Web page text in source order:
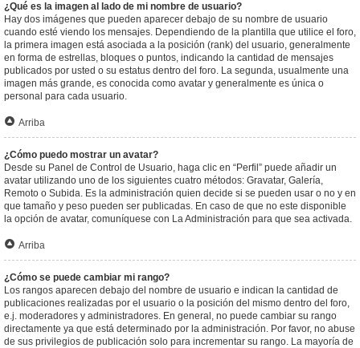
¿Qué es la imagen al lado de mi nombre de usuario?
Hay dos imágenes que pueden aparecer debajo de su nombre de usuario
cuando esté viendo los mensajes. Dependiendo de la plantilla que utilice el foro,
la primera imagen está asociada a la posición (rank) del usuario, generalmente
en forma de estrellas, bloques o puntos, indicando la cantidad de mensajes
publicados por usted o su estatus dentro del foro. La segunda, usualmente una
imagen más grande, es conocida como avatar y generalmente es única o
personal para cada usuario.
Arriba
¿Cómo puedo mostrar un avatar?
Desde su Panel de Control de Usuario, haga clic en “Perfil” puede añadir un
avatar utilizando uno de los siguientes cuatro métodos: Gravatar, Galería,
Remoto o Subida. Es la administración quien decide si se pueden usar o no y en
que tamaño y peso pueden ser publicadas. En caso de que no este disponible
la opción de avatar, comuníquese con La Administración para que sea activada.
Arriba
¿Cómo se puede cambiar mi rango?
Los rangos aparecen debajo del nombre de usuario e indican la cantidad de
publicaciones realizadas por el usuario o la posición del mismo dentro del foro,
e.j. moderadores y administradores. En general, no puede cambiar su rango
directamente ya que está determinado por la administración. Por favor, no abuse
de sus privilegios de publicación solo para incrementar su rango. La mayoría de